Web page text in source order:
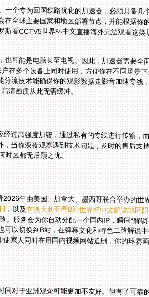
个专为回国线路优化的加速器，必须具备几
全球主要国家和地区部署节点，并能根据你
看CCTV5世界杯中文直播海外无法观看这类
可能是电脑甚至电视。因此，加速器需要全
在多个设备上同时使用，方便你在不同场景下
流技术能确保你的观影数据走影音加速专线，
清画质从此无需缓冲。
过高强度加密，通过私有的专线进行传输，
当你深夜观赛遇到技术问题，及时的售后支
时区都无后顾之忧。
年由美国、加拿大、墨西哥联合举办的世
，以及在澳大利亚看B站世界杯中文解说地区
对于亚洲观众可能更加不友好。但有了可靠
和精彩集锦，而无需苦等当地电视台的转播
过任何一粒精彩进球。这种自由和便捷，正